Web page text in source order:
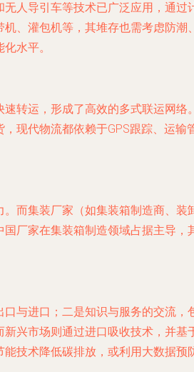
人导引车等技术已广泛应用，通过
、灌包机等，其堆存也需考虑防潮
水平。
转运，形成了高效的多式联运网络
现代物流都依赖于GPS跟踪、运输
而集装厂家（如集装箱制造商、装
厂家在集装箱制造领域占据主导，
与进口；二是知识与服务的交流，
兴市场则通过进口吸收技术，并基
技术降低碳排放，或利用大数据预